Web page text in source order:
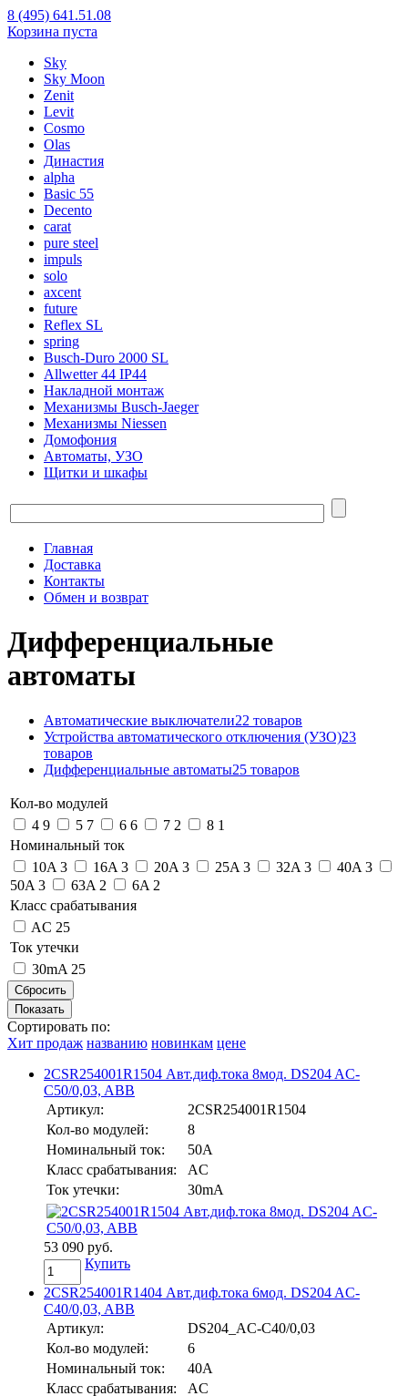
8 (495) 641.51.08
Корзина пуста
Sky
Sky Moon
Zenit
Levit
Cosmo
Olas
Династия
alpha
Basic 55
Decento
carat
pure steel
impuls
solo
axcent
future
Reflex SL
spring
Busch-Duro 2000 SL
Allwetter 44 IP44
Накладной монтаж
Механизмы Busch-Jaeger
Механизмы Niessen
Домофония
Автоматы, УЗО
Щитки и шкафы
Главная
Доставка
Контакты
Обмен и возврат
Дифференциальные
автоматы
Автоматические выключатели22 товаров
Устройства автоматического отключения (УЗО)23
товаров
Дифференциальные автоматы25 товаров
Кол-во модулей
4 9 5 7 6 6 7 2 8 1
Номинальный ток
10A 3 16A 3 20A 3 25A 3 32A 3 40A 3
50A 3 63A 2 6A 2
Класс срабатывания
AC 25
Ток утечки
30mA 25
Сортировать по:
Хит продаж названию новинкам цене
2CSR254001R1504 Авт.диф.тока 8мод. DS204 AC-
C50/0,03, ABB
Артикул:
2CSR254001R1504
Кол-во модулей:
8
Номинальный ток:
50A
Класс срабатывания:
AC
Ток утечки:
30mA
53 090 руб.
Купить
2CSR254001R1404 Авт.диф.тока 6мод. DS204 AC-
C40/0,03, ABB
Артикул:
DS204_AC-C40/0,03
Кол-во модулей:
6
Номинальный ток:
40A
Класс срабатывания:
AC